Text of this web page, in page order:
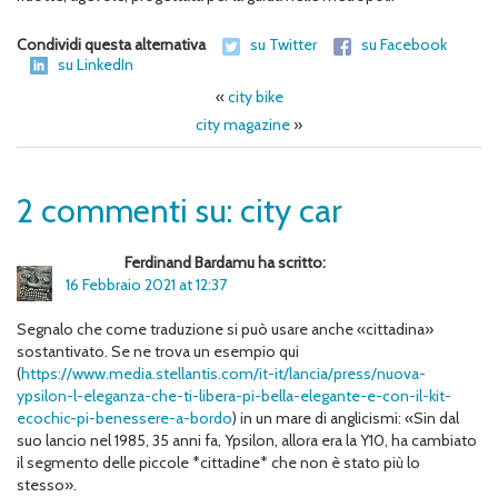
Condividi questa alternativa su Twitter
su Facebook
su LinkedIn
«city bike
city magazine»
2 commenti su: city car
Ferdinand Bardamu ha scritto:
16 Febbraio 2021 at 12:37
Segnalo che come traduzione si può usare anche «cittadina»
sostantivato. Se ne trova un esempio qui
(https://www.media.stellantis.com/it-it/lancia/press/nuova-
ypsilon-l-eleganza-che-ti-libera-pi-bella-elegante-e-con-il-kit-
ecochic-pi-benessere-a-bordo) in un mare di anglicismi: «Sin dal
suo lancio nel 1985, 35 anni fa, Ypsilon, allora era la Y10, ha cambiato
il segmento delle piccole *cittadine* che non è stato più lo
stesso».